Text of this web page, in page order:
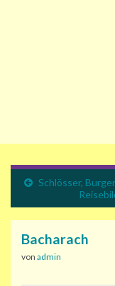
Schlösser,
Bacharach
von admin